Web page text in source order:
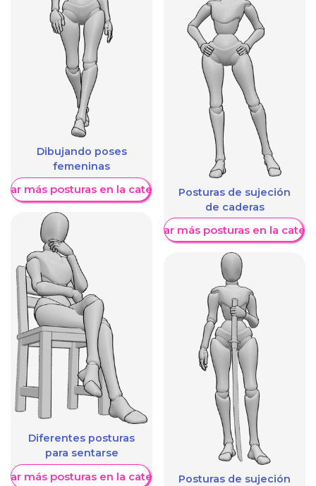
Dibujando poses
femeninas
más posturas en la categoría
Diferentes posturas
para sentarse
más posturas en la categoría
Posturas de sujeción
de caderas
Mostrar más posturas en la
Posturas de sujeción